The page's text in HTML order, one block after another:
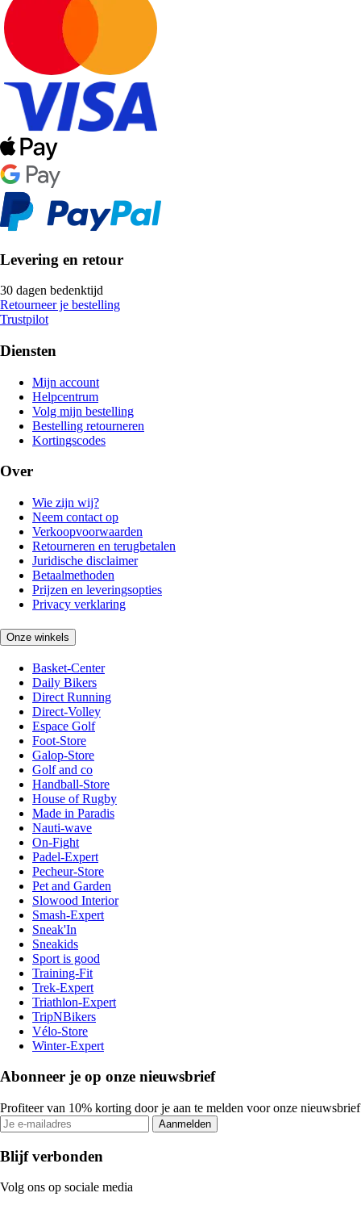
Levering en retour
30 dagen bedenktijd
Retourneer je bestelling
Trustpilot
Diensten
Mijn account
Helpcentrum
Volg mijn bestelling
Bestelling retourneren
Kortingscodes
Over
Wie zijn wij?
Neem contact op
Verkoopvoorwaarden
Retourneren en terugbetalen
Juridische disclaimer
Betaalmethoden
Prijzen en leveringsopties
Privacy verklaring
Onze winkels
Basket-Center
Daily Bikers
Direct Running
Direct-Volley
Espace Golf
Foot-Store
Galop-Store
Golf and co
Handball-Store
House of Rugby
Made in Paradis
Nauti-wave
On-Fight
Padel-Expert
Pecheur-Store
Pet and Garden
Slowood Interior
Smash-Expert
Sneak'In
Sneakids
Sport is good
Training-Fit
Trek-Expert
Triathlon-Expert
TripNBikers
Vélo-Store
Winter-Expert
Abonneer je op onze nieuwsbrief
Profiteer van 10% korting door je aan te melden voor onze nieuwsbrief
Aanmelden
Blijf verbonden
Volg ons op sociale media